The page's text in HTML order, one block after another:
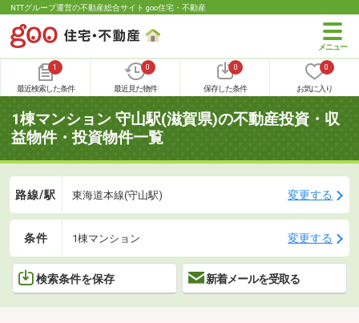
NTTグループ運営の不動産総合サイト goo住宅・不動産
1
最近検索した条件
0
最近見た物件
0
保存した条件
0
お気に入り
1棟マンション 守山駅(滋賀県)の不動産投資・収
益物件・投資物件一覧
路線/駅 東海道本線(守山駅) 変更する
条件 1棟マンション 変更する
検索条件を保存 新着メールを受取る